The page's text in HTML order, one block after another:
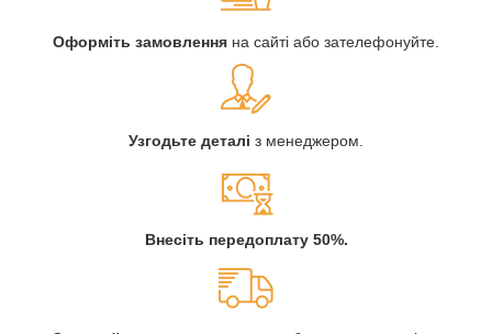
Оформіть замовлення на сайті або зателефонуйте.
Узгодьте деталі з менеджером.
Внесіть передоплату 50%.